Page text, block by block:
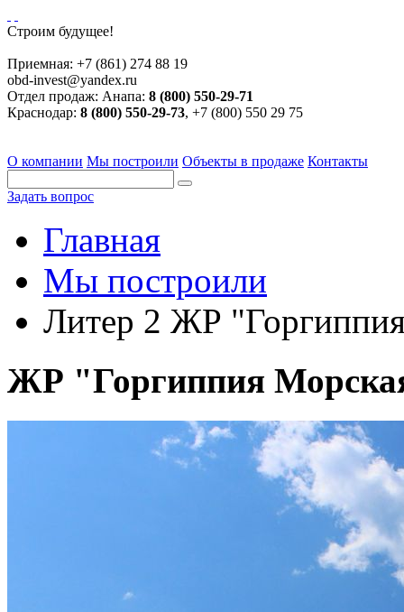
Строим будущее!
Приемная: +7 (861) 274 88 19
obd-invest@yandex.ru
Отдел продаж: Анапа: 8 (800) 550-29-71
Краснодар: 8 (800) 550-29-73, +7 (800) 550 29 75
О компании Мы построили Объекты в продаже Контакты
Задать вопрос
Главная
Мы построили
Литер 2 ЖР
ЖР "Горгиппия